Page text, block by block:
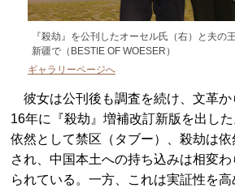
『殺劫』を公刊したオーセル氏（右）と夫の
新疆で（BESTIE OF WOESER）
ギャラリーページへ
彼女は公刊後も調査を続け、文革か
16年に『殺劫』増補改訂新版を出し
依然として禁区（タブー）、殺劫は
され、中国本土への持ち込みは相変
られている。一方、これは実証性を